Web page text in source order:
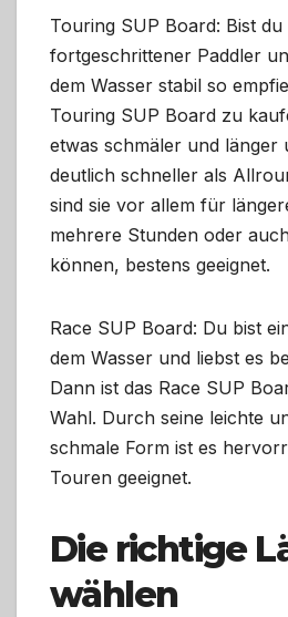
Touring SUP Board: Bist du
fortgeschrittener Paddler
dem Wasser stabil so
Touring SUP Board zu
etwas schmäler und länger
deutlich schneller als
sind sie vor allem für
mehrere Stunden oder
können, bestens geeignet.
Race SUP Board: Du bist
dem Wasser und liebst es
Dann ist das Race SUP
Wahl. Durch seine leichte
schmale Form ist es
Touren geeignet.
Die richtige
wählen